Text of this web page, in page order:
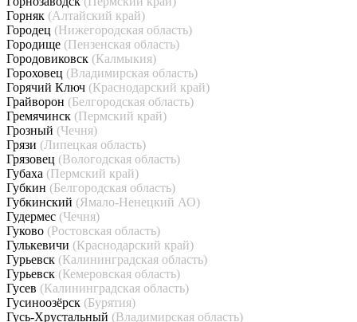
Горняк (Алтайский край)
Городец (Нижегородская область)
Городище (Пензенская область)
Городовиковск (Калмыкия)
Гороховец (Владимирская область)
Горячий Ключ (Краснодарский край)
Грайворон (Белгородская область)
Гремячинск (Пермский край)
Грозный (Чечня)
Грязи (Липецкая область)
Грязовец (Вологодская область)
Губаха (Пермский край)
Губкин (Белгородская область)
Губкинский (Ямало-Ненецкий АО)
Гудермес (Чечня)
Гуково (Ростовская область)
Гулькевичи (Краснодарский край)
Гурьевск (Калининградская область)
Гурьевск (Кемеровская область)
Гусев (Калининградская область)
Гусиноозёрск (Бурятия)
Гусь-Хрустальный (Владимирская область)